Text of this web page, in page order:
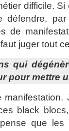
difficile.
défendre,
de
juger tout
qui
pour mettre
black
que les